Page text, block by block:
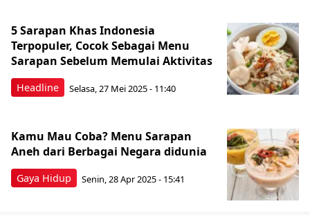
Headline
5 Sarapan Khas Indonesia
Terpopuler, Cocok Sebagai Menu
Sarapan Sebelum Memulai Aktivitas
Selasa, 27 Mei 2025 - 11:40
Gaya Hidup
Kamu Mau Coba? Menu Sarapan
Aneh dari Berbagai Negara didunia
Senin, 28 Apr 2025 - 15:41